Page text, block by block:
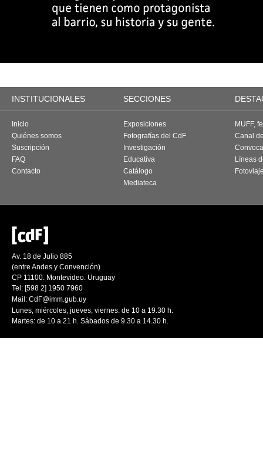
INSTITUCIONALES SECCIONES
Inicio
Quiénes somos
Suscripción
FAQ
Contacto
Exposiciones
Fotografías del CdF
Investigación
Educativa
Catálogo
Mediateca
MUFF,
Canal
Líneas
Av. 18 de Julio 885
(entre Andes y Convención)
CP 11100. Montevideo. Uruguay
Tel: [598 2] 1950 7960
Mail: CdF@imm.gub.uy
Lunes, miércoles, jueves, viernes: de 10 a 19.30 h.
Martes: de 10 a 21 h. Sábados de 9.30 a 14.30 h.